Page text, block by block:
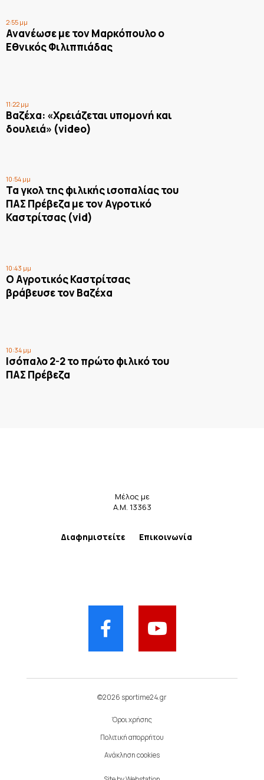
2:55 μμ
Ανανέωσε με τον Μαρκόπουλο ο
Εθνικός Φιλιππιάδας
11:22 μμ
Βαζέχα: «Χρειάζεται υπομονή και
δουλειά» (video)
10:54 μμ
Τα γκολ της φιλικής ισοπαλίας του
ΠΑΣ Πρέβεζα με τον Αγροτικό
Καστρίτσας (vid)
10:43 μμ
Ο Αγροτικός Καστρίτσας
βράβευσε τον Βαζέχα
10:34 μμ
Ισόπαλο 2-2 το πρώτο φιλικό του
ΠΑΣ Πρέβεζα
Μέλος με
Α.Μ. 13363
Διαφημιστείτε Επικοινωνία
©2026 sportime24.gr
Όροι χρήσης
Πολιτική απορρήτου
Ανάκληση cookies